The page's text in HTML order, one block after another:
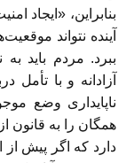
بنابراین، «ایجاد
آینده نتواند
ببرد. مردم باید به
آزادانه و با
ناپایداری وضع
همگان را به قانون
دارد که اگر پیش